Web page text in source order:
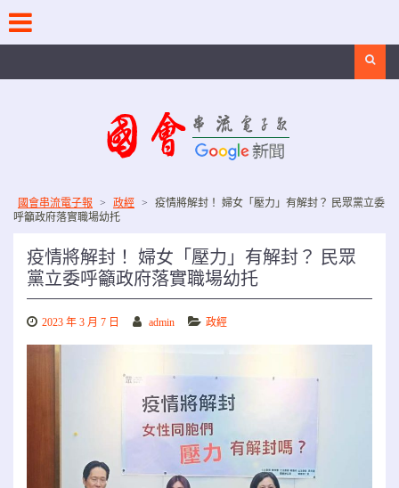
content
國會串流電子報 > 政經 >
疫情將解封！ 婦女「壓力」有解封？ 民眾黨立委
呼籲政府落實職場幼托
疫情將解封！ 婦女「壓力」有解封？ 民眾
黨立委呼籲政府落實職場幼托
2023 年 3 月 7 日 admin 政經